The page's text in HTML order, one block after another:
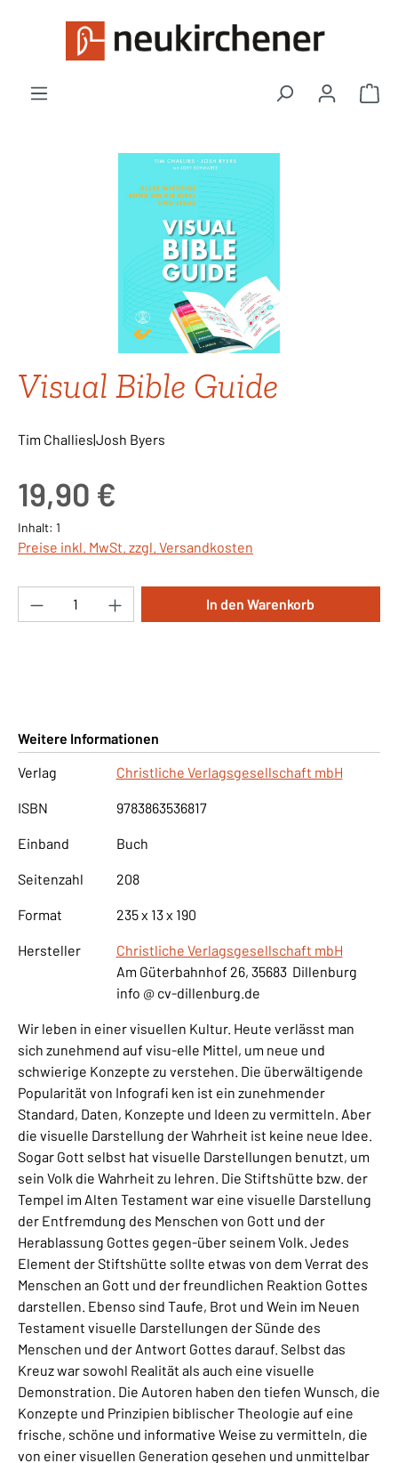
Zum Hauptinhalt springen
Bildergalerie überspringen
Visual Bible Guide
Tim Challies|Josh Byers
19,90 €
Inhalt: 1
Preise inkl. MwSt. zzgl. Versandkosten
Produkt Anzahl: Gib den gewünschten
In den Warenkorb
Weitere Informationen
Verlag
Christliche Verlagsgesellschaft mbH
ISBN 9783863536817
Einband Buch
Seitenzahl 208
Format 235 x 13 x 190
Hersteller
Christliche Verlagsgesellschaft mbH
Am Güterbahnhof 26, 35683 Dillenburg
info @ cv-dillenburg.de
Wir leben in einer visuellen Kultur. Heute verlässt man
sich zunehmend auf visu-elle Mittel, um neue und
schwierige Konzepte zu verstehen. Die überwältigende
Popularität von Infografi ken ist ein zunehmender
Standard, Daten, Konzepte und Ideen zu vermitteln. Aber
die visuelle Darstellung der Wahrheit ist keine neue Idee.
Sogar Gott selbst hat visuelle Darstellungen benutzt, um
sein Volk die Wahrheit zu lehren. Die Stiftshütte bzw. der
Tempel im Alten Testament war eine visuelle Darstellung
der Entfremdung des Menschen von Gott und der
Herablassung Gottes gegen-über seinem Volk. Jedes
Element der Stiftshütte sollte etwas von dem Verrat des
Menschen an Gott und der freundlichen Reaktion Gottes
darstellen. Ebenso sind Taufe, Brot und Wein im Neuen
Testament visuelle Darstellungen der Sünde des
Menschen und der Antwort Gottes darauf. Selbst das
Kreuz war sowohl Realität als auch eine visuelle
Demonstration. Die Autoren haben den tiefen Wunsch, die
Konzepte und Prinzipien biblischer Theologie auf eine
frische, schöne und informative Weise zu vermitteln, die
von einer visuellen Generation gesehen und unmittelbar